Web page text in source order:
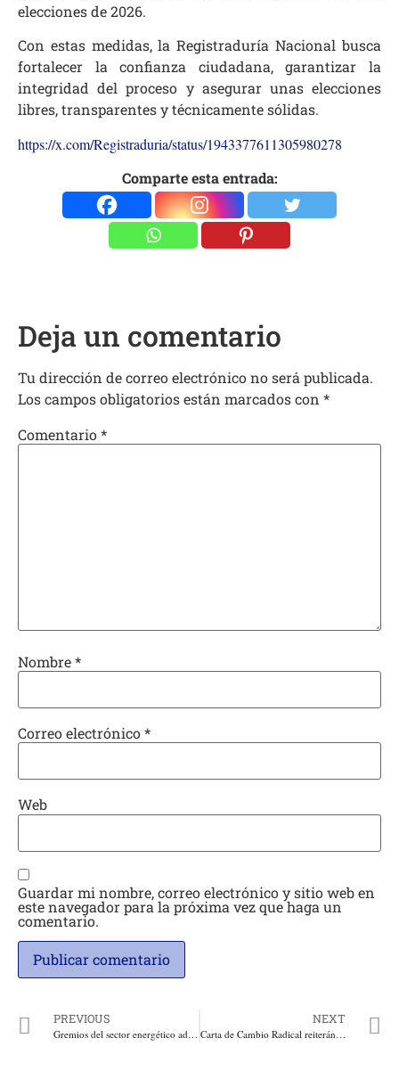
elecciones de 2026.
Con estas medidas, la Registraduría Nacional busca
fortalecer la confianza ciudadana, garantizar la
integridad del proceso y asegurar unas elecciones
libres, transparentes y técnicamente sólidas.
https://x.com/Registraduria/status/1943377611305980278
Comparte esta entrada:
Deja un comentario
Tu dirección de correo electrónico no será publicada.
Los campos obligatorios están marcados con *
Comentario*
Nombre*
Correo electrónico*
Web
Guardar mi nombre, correo electrónico y sitio web en
este navegador para la próxima vez que haga un
comentario.
PREVIOUS
Gremios del sector energético advierten riesgos y proponen ajustes al anteproyecto de Ley de régimen tarifario
NEXT
Carta de Cambio Radical reiterándole al régimen que no cuente con ellos en su jornada de Comisión Electoral